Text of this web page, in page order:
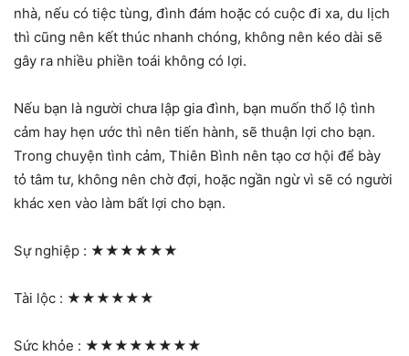
nhà, nếu có tiệc tùng, đình đám hoặc có cuộc đi xa, du lịch
thì cũng nên kết thúc nhanh chóng, không nên kéo dài sẽ
gây ra nhiều phiền toái không có lợi.
Nếu bạn là người chưa lập gia đình, bạn muốn thổ lộ tình
cảm hay hẹn ước thì nên tiến hành, sẽ thuận lợi cho bạn.
Trong chuyện tình cảm, Thiên Bình nên tạo cơ hội để bày
tỏ tâm tư, không nên chờ đợi, hoặc ngần ngừ vì sẽ có người
khác xen vào làm bất lợi cho bạn.
Sự nghiệp : ★★★★★★
Tài lộc : ★★★★★★
Sức khỏe : ★★★★★★★★